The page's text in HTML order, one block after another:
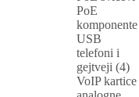
PoE
komponente
USB
telefoni i
gejtveji (4)
VoIP kartice